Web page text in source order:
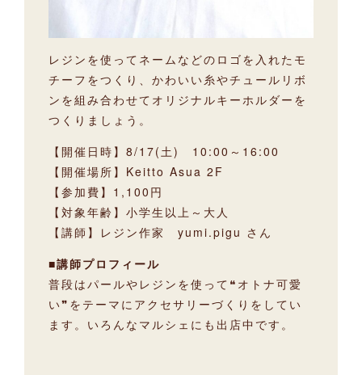
レジンを使ってネームなどのロゴを入れたモ
チーフをつくり、かわいい糸やチュールリボ
ンを組み合わせてオリジナルキーホルダーを
つくりましょう。
【開催日時】8/17(土) 10:00～16:00
【開催場所】Keitto Asua 2F
【参加費】1,100円
【対象年齢】小学生以上～大人
【講師】レジン作家 yumi.pigu さん
■講師プロフィール
普段はパールやレジンを使って❝オトナ可愛
い❞をテーマにアクセサリーづくりをしてい
ます。いろんなマルシェにも出店中です。